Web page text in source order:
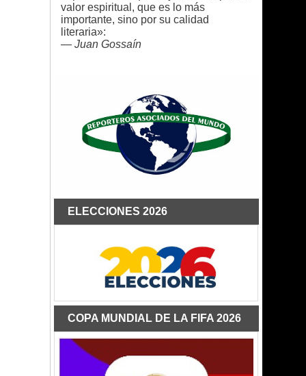
valor espiritual, que es lo más
importante, sino por su calidad
literaria»:
— Juan Gossaín
ELECCIONES 2026
COPA MUNDIAL DE LA FIFA 2026